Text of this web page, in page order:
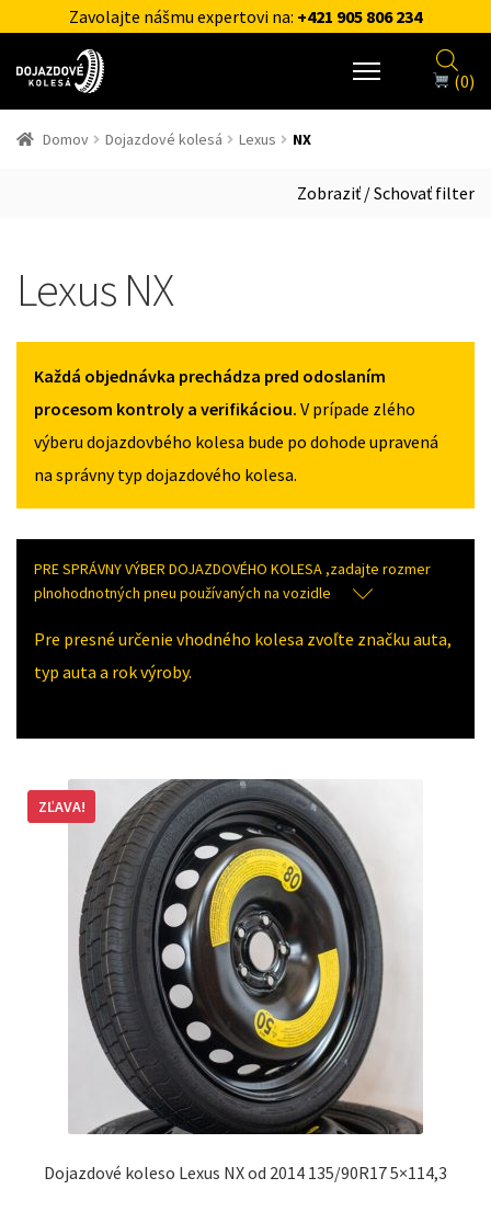
Zavolajte nášmu expertovi na: +421 905 806 234
(0)
Domov Dojazdové kolesá Lexus NX
Zobraziť / Schovať filter
Lexus NX
Každá objednávka prechádza pred odoslaním
procesom kontroly a verifikáciou. V prípade zlého
výberu dojazdovbého kolesa bude po dohode upravená
na správny typ dojazdového kolesa.
PRE SPRÁVNY VÝBER DOJAZDOVÉHO KOLESA ,zadajte rozmer
plnohodnotných pneu používaných na vozidle
Pre presné určenie vhodného kolesa zvoľte značku auta,
typ auta a rok výroby.
Dojazdové koleso Lexus NX od 2014 135/90R17 5×114,3
ZĽAVA!